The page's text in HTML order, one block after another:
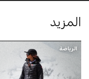
المزيد
الرياضة